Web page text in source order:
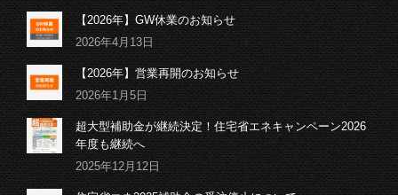
【2026年】GW休業のお知らせ
2026年4月13日
【2026年】営業再開のお知らせ
2026年1月5日
超大型補助金が継続決定！住宅省エネキャンペーン2026
年度も継続へ
2025年12月12日